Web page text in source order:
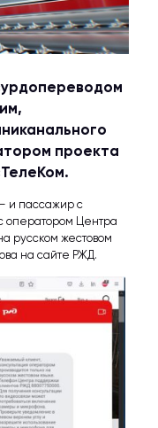
проекта
и пассажир с
оператором Центра
русском жестовом
на сайте РЖД.